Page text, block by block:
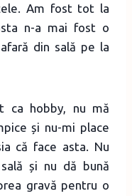
Am fost tot la
n-a mai fost o
din sală pe la
ca hobby, nu mă
și nu-mi place
că face asta. Nu
și nu dă bună
gravă pentru o